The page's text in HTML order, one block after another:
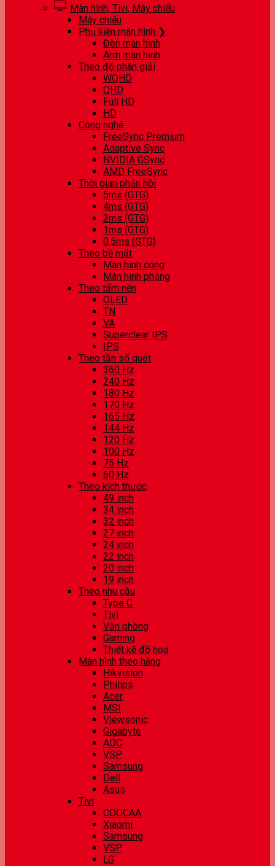
Màn hình, Tivi, Máy chiếu
Máy chiếu
Phụ kiện màn hình ❯
Đèn màn hình
Arm màn hình
Theo độ phân giải
WQHD
QHD
Full HD
HD
Công nghệ
FreeSync Premium
Adaptive Sync
NVIDIA GSync
AMD FreeSync
Thời gian phản hồi
5ms (GTG)
4ms (GTG)
2ms (GTG)
1ms (GTG)
0.5ms (GTG)
Theo bề mặt
Màn hình cong
Màn hình phẳng
Theo tấm nền
OLED
TN
VA
Superclear IPS
IPS
Theo tần số quét
360 Hz
240 Hz
180 Hz
170 Hz
165 Hz
144 Hz
120 Hz
100 Hz
75 Hz
60 Hz
Theo kích thước
49 inch
34 inch
32 inch
27 inch
24 inch
22 inch
20 inch
19 inch
Theo nhu cầu
Type C
Tivi
Văn phòng
Gaming
Thiết kế đồ hoạ
Màn hình theo hãng
Hikvision
Philips
Acer
MSI
Viewsonic
Gigabyte
AOC
VSP
Samsung
Dell
Asus
Tivi
COOCAA
Xiaomi
Samsung
VSP
LG